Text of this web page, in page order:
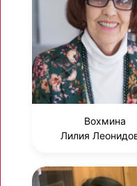
Вохмина
Лилия